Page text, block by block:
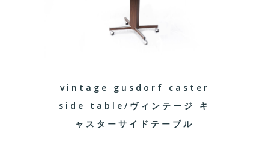
vintage gusdorf caster
side table/ヴィンテージ キ
ャスターサイドテーブル